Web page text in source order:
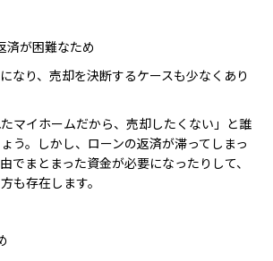
が困難なため
なり、売却を決断するケースも少なくあり
たマイホームだから、売却したくない」と誰
う。しかし、ローンの返済が滞ってしまっ
でまとまった資金が必要になったりして、
も存在します。